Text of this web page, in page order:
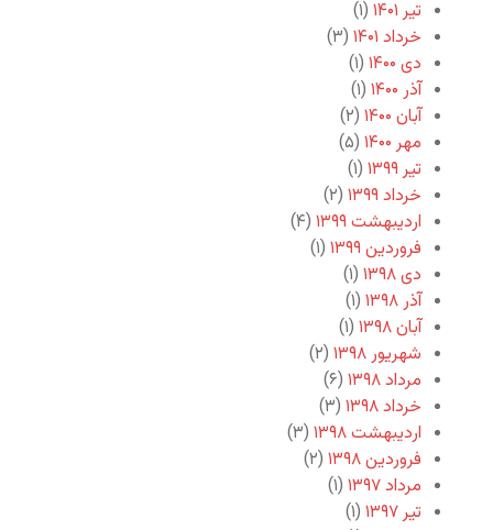
تیر ۱۴۰۱
(۱)
خرداد ۱۴۰۱
(۳)
دی ۱۴۰۰
(۱)
آذر ۱۴۰۰
(۱)
آبان ۱۴۰۰
(۲)
مهر ۱۴۰۰
(۵)
تیر ۱۳۹۹
(۱)
خرداد ۱۳۹۹
(۲)
اردیبهشت ۱۳۹۹
(۴)
فروردین ۱۳۹۹
(۱)
دی ۱۳۹۸
(۱)
آذر ۱۳۹۸
(۱)
آبان ۱۳۹۸
(۱)
شهریور ۱۳۹۸
(۲)
مرداد ۱۳۹۸
(۶)
خرداد ۱۳۹۸
(۳)
اردیبهشت ۱۳۹۸
(۳)
فروردین ۱۳۹۸
(۲)
مرداد ۱۳۹۷
(۱)
تیر ۱۳۹۷
(۱)